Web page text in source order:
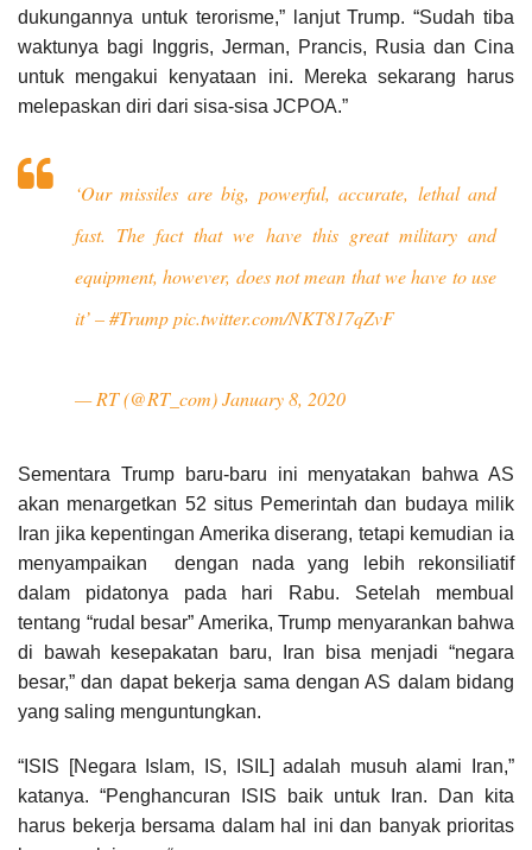
dukungannya untuk terorisme,” lanjut Trump. “Sudah tiba
waktunya bagi Inggris, Jerman, Prancis, Rusia dan Cina
untuk mengakui kenyataan ini. Mereka sekarang harus
melepaskan diri dari sisa-sisa JCPOA.”
‘Our missiles are big, powerful, accurate, lethal and
fast. The fact that we have this great military and
equipment, however, does not mean that we have to use
it’ –#Trumppic.twitter.com/NKT817qZvF
— RT (@RT_com)January 8, 2020
Sementara Trump baru-baru ini menyatakan bahwa AS
akan menargetkan 52 situs Pemerintah dan budaya milik
Iran jika kepentingan Amerika diserang, tetapi kemudian ia
menyampaikan dengan nada yang lebih rekonsiliatif
dalam pidatonya pada hari Rabu. Setelah membual
tentang “rudal besar” Amerika, Trump menyarankan bahwa
di bawah kesepakatan baru, Iran bisa menjadi “negara
besar,” dan dapat bekerja sama dengan AS dalam bidang
yang saling menguntungkan.
“ISIS [Negara Islam, IS, ISIL] adalah musuh alami Iran,”
katanya. “Penghancuran ISIS baik untuk Iran. Dan kita
harus bekerja bersama dalam hal ini dan banyak prioritas